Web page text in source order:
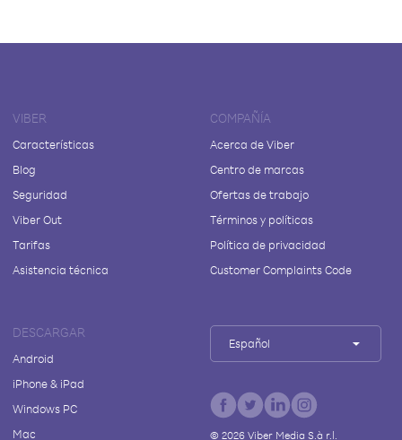
VIBER
Características
Blog
Seguridad
Viber Out
Tarifas
Asistencia técnica
COMPAÑÍA
Acerca de Viber
Centro de marcas
Ofertas de trabajo
Términos y políticas
Política de privacidad
Customer Complaints Code
DESCARGAR
Android
iPhone & iPad
Windows PC
Mac
Español
© 2026Viber Media S.à r.l.